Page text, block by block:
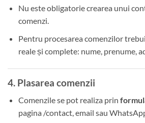
Nu este obligatorie crearea unui
comenzi.
Pentru procesarea comenzilor
reale și complete: nume, prenume,
4. Plasarea comenzii
Comenzile se pot realiza prin
pagina /contact, email sau